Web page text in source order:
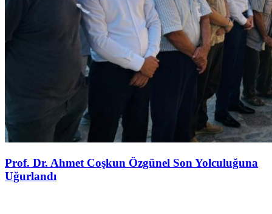
Prof. Dr. Ahmet Coşkun Özgünel Son Yolculuğuna
Uğurlandı